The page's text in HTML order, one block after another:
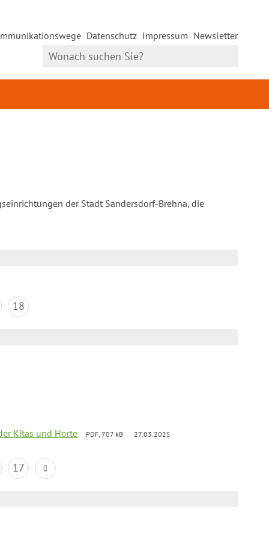
Datenschutz Impressum Newsletter
der Stadt Sandersdorf-Brehna, die
18
Kitas und Horte PDF, 707 kB 27.03.2025
17